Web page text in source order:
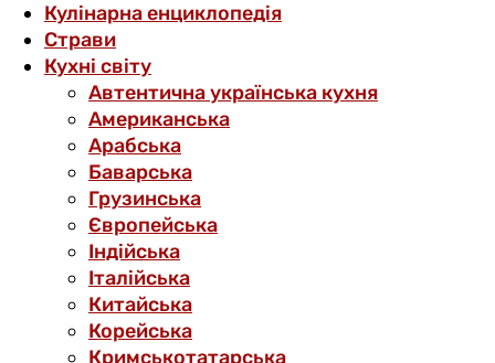
Кулінарна енциклопедія
Страви
Кухні світу
Автентична українська кухня
Американська
Арабська
Баварська
Грузинська
Європейська
Індійська
Італійська
Китайська
Корейська
Кримськотатарська